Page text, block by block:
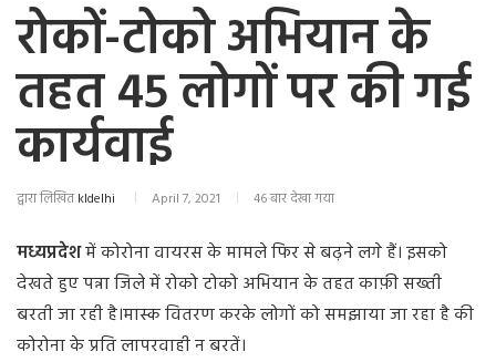
रोकों-टोको अभियान के
तहत 45 लोगों पर की गई
कार्यवाई
द्वारा लिखितkldelhi April 7, 2021 46 बार देखा गया
मध्यप्रदेशमें कोरोना वायरस के मामले फिर से बढ़ने लगे हैं।इसको
देखते हुए पन्ना जिले में रोको टोको अभियान के तहत काफ़ी सख्ती
बरती जा रही है।मास्क वितरण करके लोगों को समझाया जा रहा है की
कोरोना के प्रति लापरवाही न बरतें।